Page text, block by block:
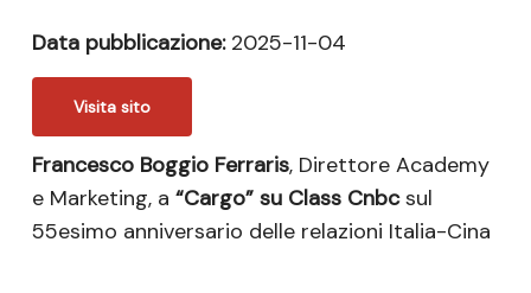
Data pubblicazione:2025-11-04
Visita sito
Francesco Boggio Ferraris, Direttore Academy
e Marketing, a “Cargo” su Class Cnbcsul
55esimo anniversario delle relazioni Italia-Cina